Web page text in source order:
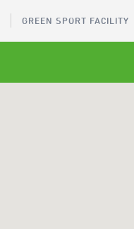
GREEN SPORT FACILITY